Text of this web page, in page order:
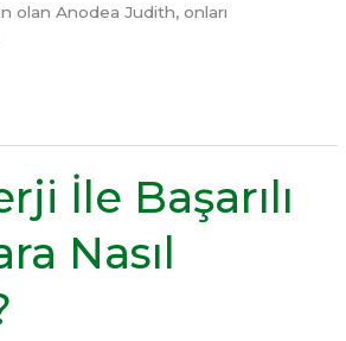
olan Anodea Judith, onları
İle Başarılı
Nasıl